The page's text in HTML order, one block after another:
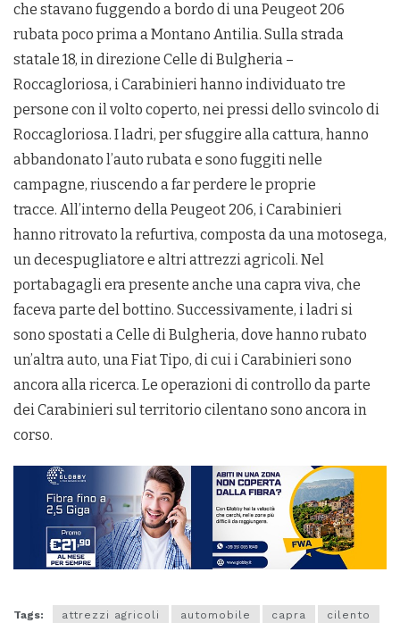
che stavano fuggendo a bordo di una Peugeot 206
rubata poco prima a Montano Antilia. Sulla strada
statale 18, in direzione Celle di Bulgheria –
Roccagloriosa, i Carabinieri hanno individuato tre
persone con il volto coperto, nei pressi dello svincolo di
Roccagloriosa. I ladri, per sfuggire alla cattura, hanno
abbandonato l’auto rubata e sono fuggiti nelle
campagne, riuscendo a far perdere le proprie
tracce. All’interno della Peugeot 206, i Carabinieri
hanno ritrovato la refurtiva, composta da una motosega,
un decespugliatore e altri attrezzi agricoli. Nel
portabagagli era presente anche una capra viva, che
faceva parte del bottino. Successivamente, i ladri si
sono spostati a Celle di Bulgheria, dove hanno rubato
un’altra auto, una Fiat Tipo, di cui i Carabinieri sono
ancora alla ricerca. Le operazioni di controllo da parte
dei Carabinieri sul territorio cilentano sono ancora in
corso.
Tags: attrezzi agricoli automobile capra
cilento